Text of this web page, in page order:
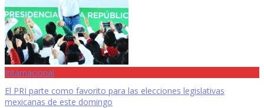
Intarnacional
El PRI parte como favorito para las elecciones legislativas
mexicanas de este domingo